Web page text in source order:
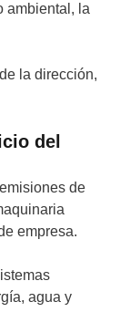
ambiental, la
la dirección,
del
de
empresa.
agua y